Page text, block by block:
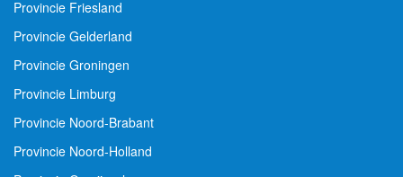
Provincie Friesland
Provincie Gelderland
Provincie Groningen
Provincie Limburg
Provincie Noord-Brabant
Provincie Noord-Holland